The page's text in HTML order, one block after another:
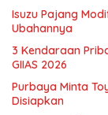
Isuzu Pajang
Ubahannya
3 Kendaraan
GIIAS 2026
Purbaya Minta
Disiapkan